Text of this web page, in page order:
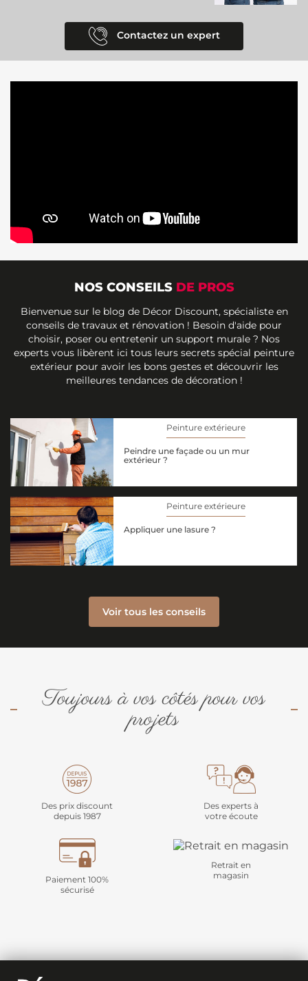
Contactez un expert
NOS CONSEILS DE PROS
Bienvenue sur le blog de Décor Discount, spécialiste en
conseils de travaux et rénovation ! Besoin d'aide pour
choisir, poser ou entretenir un support murale ? Nos
experts vous libèrent ici tous leurs secrets spécial peinture
extérieur pour avoir les bons gestes et découvrir les
meilleures tendances de décoration !
Peinture extérieure
Peindre une façade ou un mur
extérieur ?
Peinture extérieure
Appliquer une lasure ?
Voir tous les conseils
Toujours à vos côtés pour vos
projets
Des prix discount
depuis 1987
Des experts à
votre écoute
Paiement 100%
sécurisé
Retrait en
magasin